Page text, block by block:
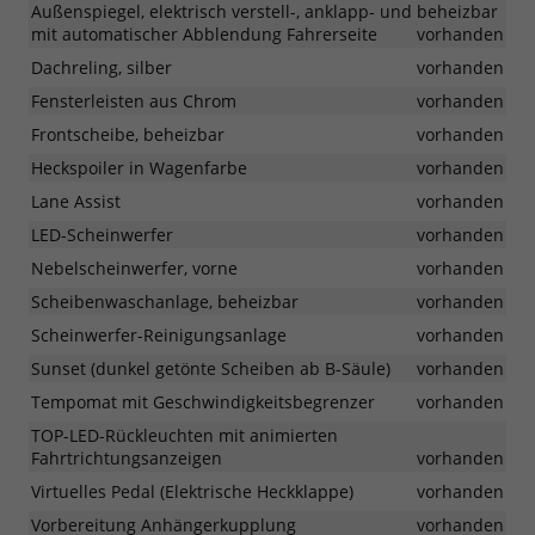
Außenspiegel, elektrisch verstell-, anklapp- und beheizbar
mit automatischer Abblendung Fahrerseite
vorhanden
Dachreling, silber
vorhanden
Fensterleisten aus Chrom
vorhanden
Frontscheibe, beheizbar
vorhanden
Heckspoiler in Wagenfarbe
vorhanden
Lane Assist
vorhanden
LED-Scheinwerfer
vorhanden
Nebelscheinwerfer, vorne
vorhanden
Scheibenwaschanlage, beheizbar
vorhanden
Scheinwerfer-Reinigungsanlage
vorhanden
Sunset (dunkel getönte Scheiben ab B-Säule)
vorhanden
Tempomat mit Geschwindigkeitsbegrenzer
vorhanden
TOP-LED-Rückleuchten mit animierten
Fahrtrichtungsanzeigen
vorhanden
Virtuelles Pedal (Elektrische Heckklappe)
vorhanden
Vorbereitung Anhängerkupplung
vorhanden